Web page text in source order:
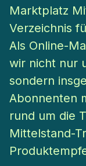
Marktplatz
Verzeichnis
Als Online-
wir nicht nur
sondern
Abonnenten
rund um die
Mittelstand-